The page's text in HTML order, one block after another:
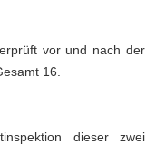
vor und nach der
16.
dieser zwei